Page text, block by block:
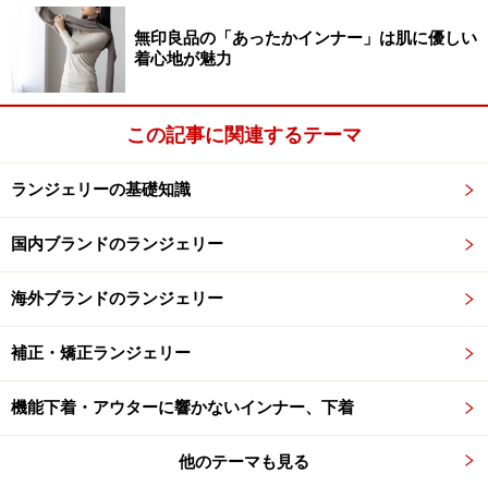
無印良品の「あったかインナー」は肌に優しい
着心地が魅力
この記事に関連するテーマ
ランジェリーの基礎知識
国内ブランドのランジェリー
海外ブランドのランジェリー
補正・矯正ランジェリー
機能下着・アウターに響かないインナー、下着
他のテーマも見る